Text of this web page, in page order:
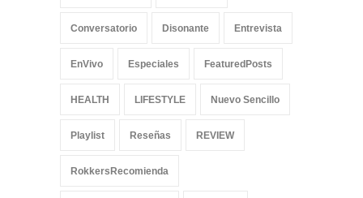
Conversatorio Disonante Entrevista
EnVivo Especiales FeaturedPosts
HEALTH LIFESTYLE Nuevo Sencillo
Playlist Reseñas REVIEW
RokkersRecomienda